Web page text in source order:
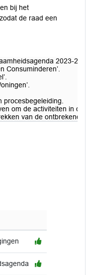
bij het
de raad een
2023-
Consuminderen’.
om de activiteiten in de
van de ontbrekende